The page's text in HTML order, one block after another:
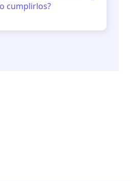
cumplirlos?